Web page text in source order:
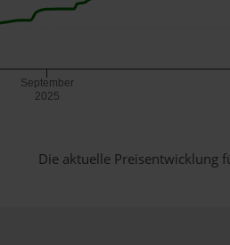
September
2025
Die aktuelle Preisentwicklung